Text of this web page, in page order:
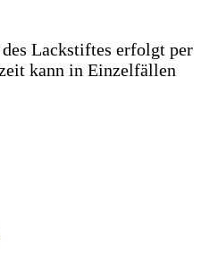
des Lackstiftes erfolgt per
kann in Einzelfällen